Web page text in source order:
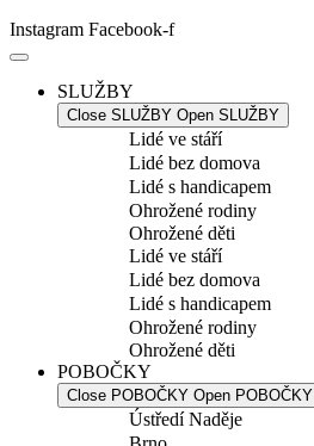
Instagram Facebook-f
SLUŽBY
Close SLUŽBY Open SLUŽBY
Lidé ve stáří
Lidé bez domova
Lidé s handicapem
Ohrožené rodiny
Ohrožené děti
Lidé ve stáří
Lidé bez domova
Lidé s handicapem
Ohrožené rodiny
Ohrožené děti
POBOČKY
Close POBOČKY Open POBOČKY
Ústředí Naděje